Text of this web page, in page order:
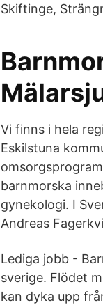
Skiftinge,
Vi finns i hela
Eskilstuna
barnmorska
gynekologi. I
Andreas
Lediga jobb -
sverige. Flödet
kan dyka upp